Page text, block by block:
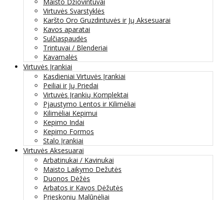
Virtuvės Svarstyklės
Karšto Oro Gruzdintuvės ir Jų Aksesuarai
Kavos aparatai
Sulčiaspaudės
Trintuvai / Blenderiai
Kavamalės
Virtuvės Įrankiai
Kasdieniai Virtuvės Įrankiai
Peiliai ir Jų Priedai
Virtuvės Įrankių Komplektai
Pjaustymo Lentos ir Kilimėliai
Kilimėliai Kepimui
Kepimo Indai
Kepimo Formos
Stalo Įrankiai
Virtuvės Aksesuarai
Arbatinukai / Kavinukai
Maisto Laikymo Dežutės
Duonos Dėžės
Arbatos ir Kavos Dėžutės
Prieskonių Malūnėliai